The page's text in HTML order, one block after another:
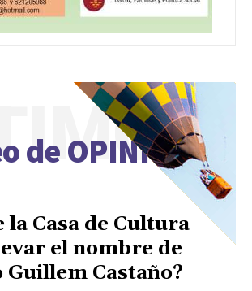
de OPINIÓN
la Casa de Cultura
el nombre de
Guillem Castaño?